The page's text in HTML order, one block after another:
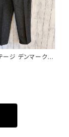
ージ デンマーク軍
リタリーパンツ